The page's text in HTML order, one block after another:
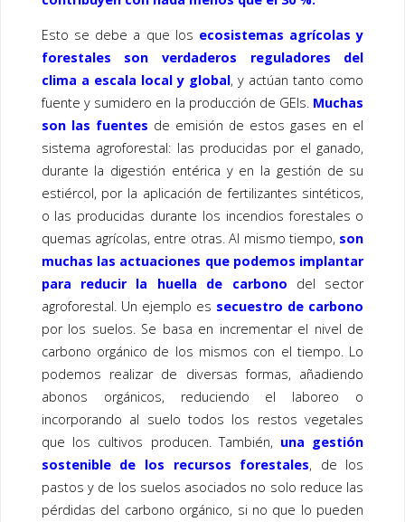
Esto se debe a que los ecosistemas agrícolas y
forestales son verdaderos reguladores del
clima a escala local y global, y actúan tanto como
fuente y sumidero en la producción de GEIs. Muchas
son las fuentes de emisión de estos gases en el
sistema agroforestal: las producidas por el ganado,
durante la digestión entérica y en la gestión de su
estiércol, por la aplicación de fertilizantes sintéticos,
o las producidas durante los incendios forestales o
quemas agrícolas, entre otras. Al mismo tiempo, son
muchas las actuaciones que podemos implantar
para reducir la huella de carbono
del sector
agroforestal. Un ejemplo es secuestro de carbono
por los suelos. Se basa en incrementar el nivel de
carbono orgánico de los mismos con el tiempo. Lo
podemos realizar de diversas formas, añadiendo
abonos orgánicos, reduciendo el laboreo o
incorporando al suelo todos los restos vegetales
que los cultivos producen. También, una gestión
sostenible de los recursos forestales, de los
pastos y de los suelos asociados no solo reduce las
pérdidas del carbono orgánico, si no que lo pueden